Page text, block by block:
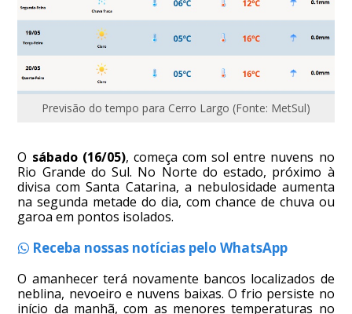
Previsão do tempo para Cerro Largo (Fonte: MetSul)
O sábado (16/05), começa com sol entre nuvens no
Rio Grande do Sul. No Norte do estado, próximo à
divisa com Santa Catarina, a nebulosidade aumenta
na segunda metade do dia, com chance de chuva ou
garoa em pontos isolados.
Receba nossas notícias pelo WhatsApp
O amanhecer terá novamente bancos localizados de
neblina, nevoeiro e nuvens baixas. O frio persiste no
início da manhã, com as menores temperaturas no